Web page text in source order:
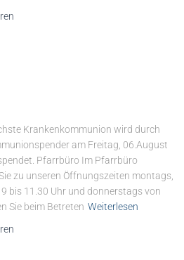
Krankenkommunion wird durch
am Freitag, 06.August
Pfarrbüro Im Pfarrbüro
zu unseren Öffnungszeiten montags,
bis 11.30 Uhr und donnerstags von
Sie beim Betreten Weiterlesen